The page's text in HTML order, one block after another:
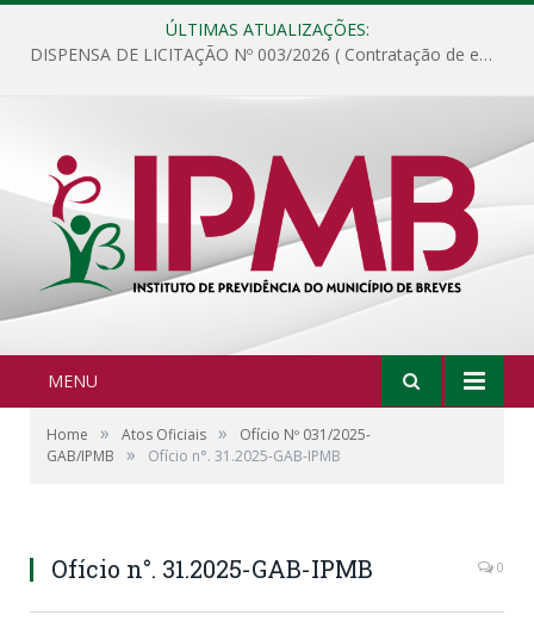
ÚLTIMAS ATUALIZAÇÕES:
DISPENSA DE LICITAÇÃO Nº 003/2026 ( Contratação de empresa para fornecimento de gêneros alimentícios não perecíveis, materiais de expediente, descartáveis, copa e cozinha, para análise e posterior publicação.)
MENU
Home » Atos Oficiais »
Ofício Nº 031/2025-
GAB/IPMB
» Ofício n°. 31.2025-GAB-IPMB
Ofício n°. 31.2025-GAB-IPMB 0